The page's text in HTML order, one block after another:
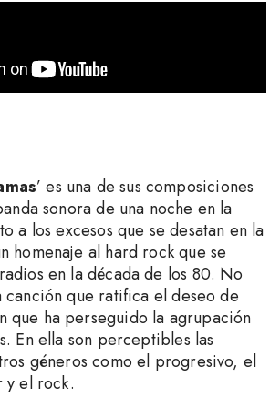
’ es una de sus composiciones
sonora de una noche en la
a los excesos que se desatan en la
homenaje al hard rock que se
en la década de los 80. No
canción que ratifica el deseo de
que ha perseguido la agrupación
En ella son perceptibles las
géneros como el progresivo, el
y el rock.